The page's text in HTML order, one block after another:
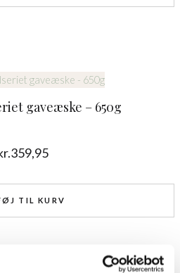
gaveæske – 650g
359,95
TIL KURV